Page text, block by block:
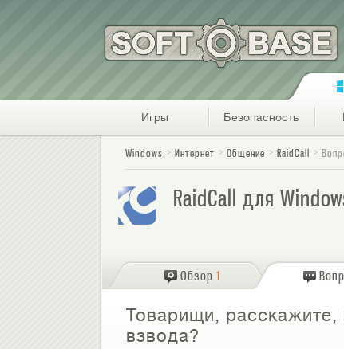
Игры Безопасность
Windows Интернет Общение RaidCall
RaidCall для
Обзор 1
Товарищи, расскажите,
взвода?